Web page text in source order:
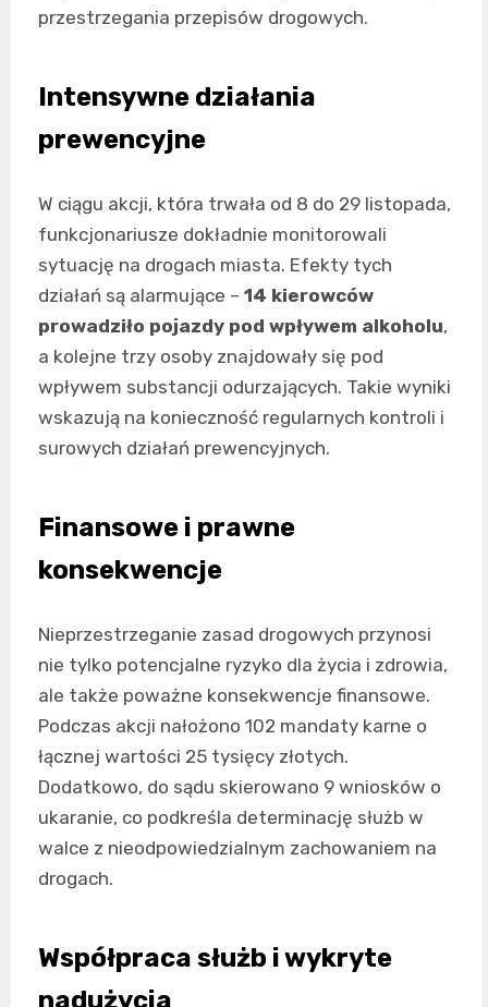
przestrzegania przepisów drogowych.
Intensywne działania
prewencyjne
W ciągu akcji, która trwała od 8 do 29 listopada,
funkcjonariusze dokładnie monitorowali
sytuację na drogach miasta. Efekty tych
działań są alarmujące – 14 kierowców
prowadziło pojazdy pod wpływem alkoholu,
a kolejne trzy osoby znajdowały się pod
wpływem substancji odurzających. Takie wyniki
wskazują na konieczność regularnych kontroli i
surowych działań prewencyjnych.
Finansowe i prawne
konsekwencje
Nieprzestrzeganie zasad drogowych przynosi
nie tylko potencjalne ryzyko dla życia i zdrowia,
ale także poważne konsekwencje finansowe.
Podczas akcji nałożono 102 mandaty karne o
łącznej wartości 25 tysięcy złotych.
Dodatkowo, do sądu skierowano 9 wniosków o
ukaranie, co podkreśla determinację służb w
walce z nieodpowiedzialnym zachowaniem na
drogach.
Współpraca służb i wykryte